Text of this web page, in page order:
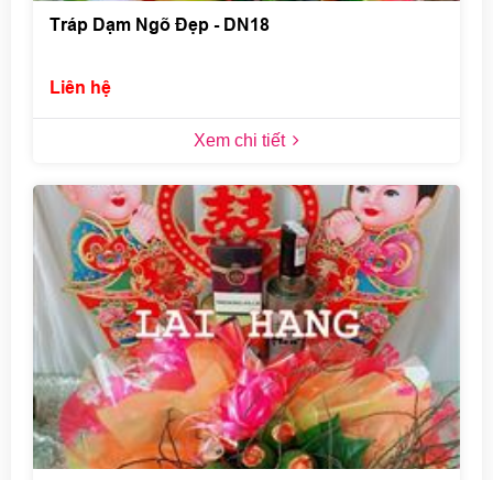
Tráp Dạm Ngõ Đẹp - DN18
Liên hệ
Xem chi tiết